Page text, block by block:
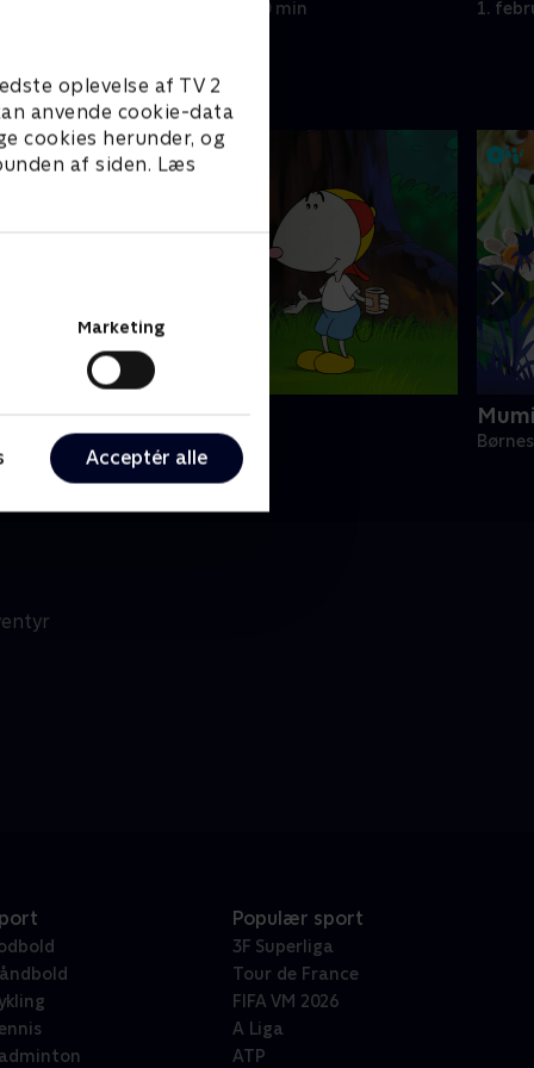
oplevelse af TV 2
anvende cookie-data
cookies herunder, og
af siden. Læs
Marketing
Acceptér alle
1. februar 2025 • 10 min 1.
& Myggen
• 1 sæsoner
Populær sport
3F Superliga
Tour de France
FIFA VM 2026
A Liga
ATP